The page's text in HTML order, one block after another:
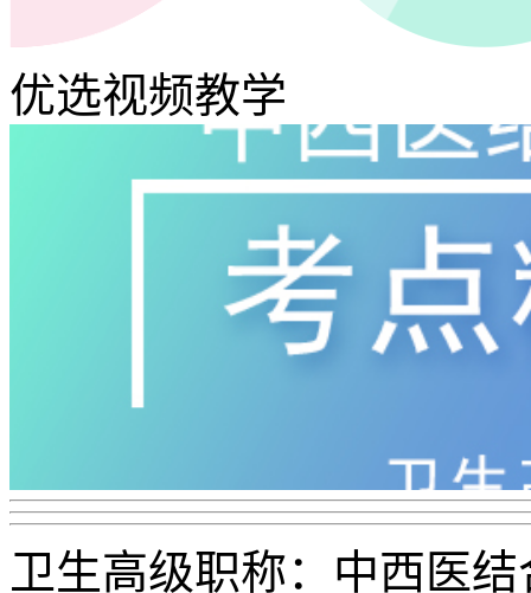
优选视频教学
卫生高级职称：中西医